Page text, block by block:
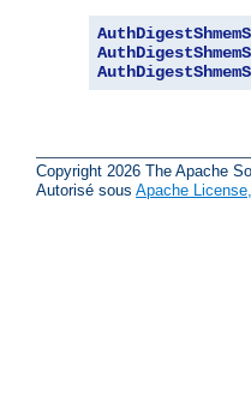
Copyright 2026 The Apache
Autorisé sous Apache